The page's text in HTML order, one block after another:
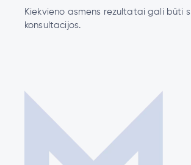
Kiekvieno asmens rezultatai gali būti
konsultacijos.